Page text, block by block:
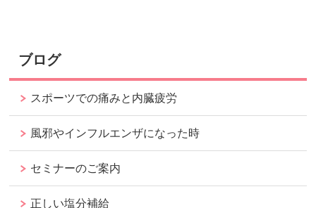
ブログ
スポーツでの痛みと内臓疲労
風邪やインフルエンザになった時
セミナーのご案内
正しい塩分補給